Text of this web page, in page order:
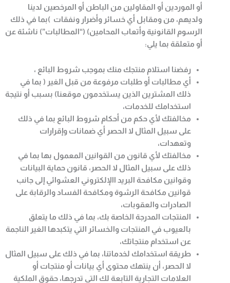
أو الموردين أو المقاولين من الباطن أو المرخصين لدينا
ولديهم، من ومقابل أي خسائر وأضرار ونفقات )بما في ذلك
الرسوم القانونية وأتعاب المحامين) (“المطالبات”) ناشئة عن
أو متعلقة بما يلي:
رفضنا استلام منتجك منك بموجب شروط البائع ،
أي مطالبات أو طلبات مرفوعة من قبل الغير ( بما في
ذلك المشترين الذين يستخدمون موقعنا) بسبب أو نتيجة
استخدامك للخدمات،
مخالفتك لأي حكم من أحكام شروط البائع بما في ذلك
على سبيل المثال لا الحصر أي ضمانات وإقرارات
وتعهدات،
مخالفتك لأي قانون من القوانين المعمول بها بما في
ذلك على سبيل المثال لا الحصر، قانون حماية البيانات
وقوانين مكافحة البريد االإلكتروني العشوائي إلى جانب
قوانين مكافحة الرشوة ومكافحة الفساد والرقابة على
الصادرات والعقوبات،
المنتجات المدرجة الخاصة بك، بما في ذلك ما يتعلق
بالعيوب في المنتجات والخسائر التي يتكبدها الغير الناجمة
عن استخدام منتجاتك،
طريقة استخدامك لخدماتنا، بما في ذلك على سبيل المثال
لا الحصر، أن ينتهك محتوى أي بيانات أو منتجات أو
العلامات التجارية التابعة لك التي تدرجها، حقوق الملكية